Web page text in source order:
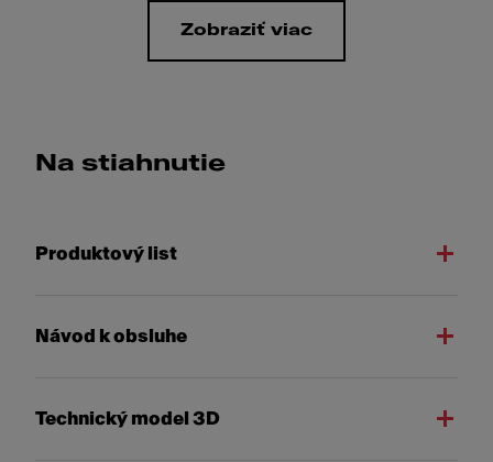
Zobraziť viac
Na stiahnutie
Produktový list
Návod k obsluhe
Technický model 3D